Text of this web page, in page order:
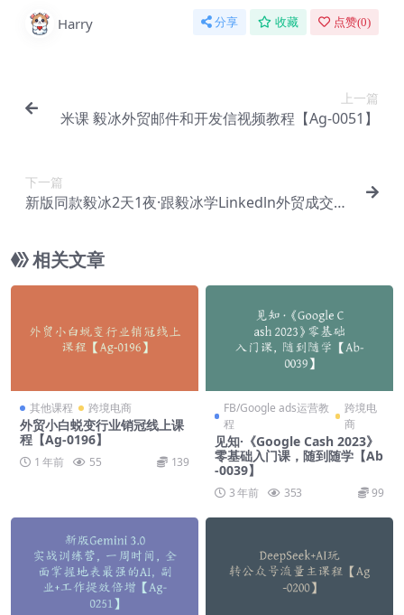
Harry 分享 收藏 点赞(0)
上一篇
米课 毅冰外贸邮件和开发信视频教程【Ag-0051】
下一篇
新版同款毅冰2天1夜·跟毅冰学Linkedln外贸成交
g-0203】
相关文章
其他课程 跨境电商
外贸小白蜕变行业销冠线上课
程【Ag-0196】
1 年前 55 139
FB/Google ads运营教
程
跨境电
商
见知·《Google Cash 2023》
零基础入门课，随到随学【Ab
-0039】
3 年前 353 99